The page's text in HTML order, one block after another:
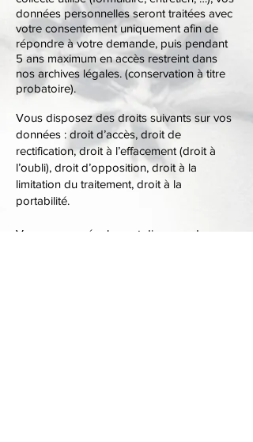
données personnelles seront traitées avec
votre consentementuniquement afin de
répondre à votre demande, puis pendant
5 ans maximum en accès restreint dans
nos archives légales. (conservation à titre
probatoire).
Vous disposez des droits suivants sur vos
données : droit d’accès, droit de
rectification, droit à l’effacement (droit à
l’oubli), droit d’opposition, droit à la
limitation du traitement, droit à la
portabilité.
Vous pouvez également disposer de